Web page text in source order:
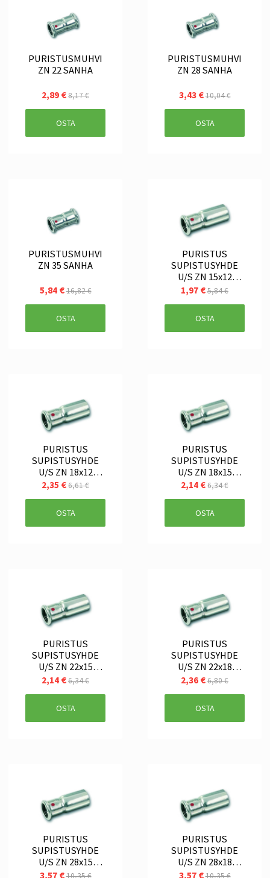
PURISTUSMUHVI
ZN 22 SANHA
2,89 €8,17 €
OSTA
PURISTUSMUHVI
ZN 28 SANHA
3,43 €10,04 €
OSTA
PURISTUSMUHVI
ZN 35 SANHA
5,84 €16,82 €
OSTA
PURISTUS
SUPISTUSYHDE
U/S ZN 15x12
SANHA
1,97 €5,84 €
OSTA
PURISTUS
SUPISTUSYHDE
U/S ZN 18x12
SANHA
2,35 €6,61 €
OSTA
PURISTUS
SUPISTUSYHDE
U/S ZN 18x15
SANHA
2,14 €6,34 €
OSTA
PURISTUS
SUPISTUSYHDE
U/S ZN 22x15
SANHA
2,14 €6,34 €
OSTA
PURISTUS
SUPISTUSYHDE
U/S ZN 22x18
SANHA
2,36 €6,80 €
OSTA
PURISTUS
SUPISTUSYHDE
U/S ZN 28x15
SANHA
3,57 €10,35 €
PURISTUS
SUPISTUSYHDE
U/S ZN 28x18
SANHA
3,57 €10,35 €